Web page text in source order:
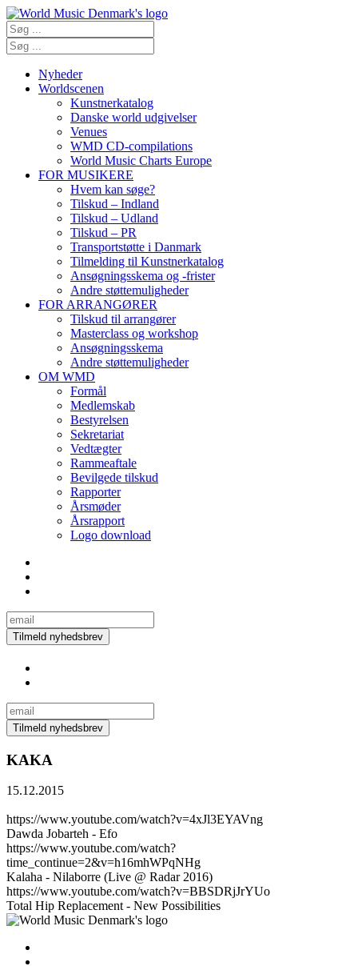
Nyheder
Worldscenen
Kunstnerkatalog
Danske world udgivelser
Venues
WMD CD-compilations
World Music Charts Europe
FOR MUSIKERE
Hvem kan søge?
Tilskud – Indland
Tilskud – Udland
Tilskud – PR
Transportstøtte i Danmark
Tilmelding til Kunstnerkatalog
Ansøgningsskema og -frister
Andre støttemuligheder
FOR ARRANGØRER
Tilskud til arrangører
Masterclass og workshop
Ansøgningsskema
Andre støttemuligheder
OM WMD
Formål
Medlemskab
Bestyrelsen
Sekretariat
Vedtægter
Rammeaftale
Bevilgede tilskud
Rapporter
Årsmøder
Årsrapport
Logo download
KAKA
15.12.2015
https://www.youtube.com/watch?v=4xJl3EYAVng
Dawda Jobarteh - Efo
https://www.youtube.com/watch?
time_continue=2&v=h16mhWPqNHg
Kalaha - Nilaborre (Live @ Radar 2016)
https://www.youtube.com/watch?v=BBSDRjJrYUo
Total Hip Replacement - New Possibilities